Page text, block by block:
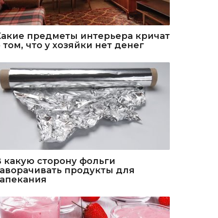
предметы интерьера кричат
том, что у хозяйки нет денег
какую сторону фольги
продукты для